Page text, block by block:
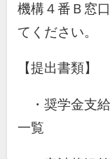
機構４番Ｂ窓
てください。
【提出書類】
・奨学金支
一覧